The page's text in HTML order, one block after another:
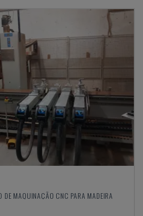
DE MAQUINAÇÃO CNC PARA MADEIRA